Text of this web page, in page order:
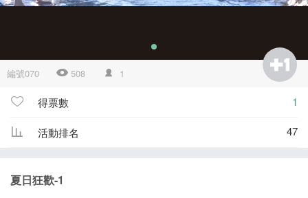
編號070 508 1
得票數 1
活動排名 47
夏日狂歡-1